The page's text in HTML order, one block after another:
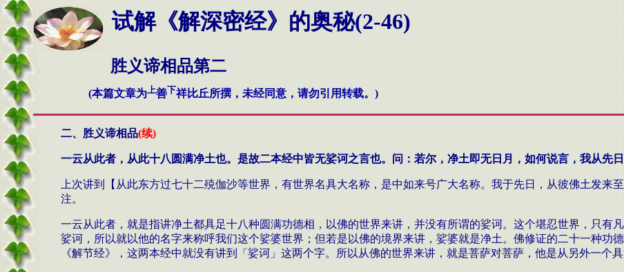
试解《解深密经》的奥秘(2-46)
胜义谛相品第二
(本篇文章为 上善下祥比丘所撰，未经同意，请勿引用转载。)
二、胜义谛相品(续)
一云从此者，从此十八圆满净土也。是故二本经中皆无娑诃之言也。问：若尔，净土即无日月，如何说言，我从先
上次讲到【从此东方过七十二殑伽沙等世界，有世界名具大名称，是中如来号广大名称。我于先日，从彼佛土发来至
注。
一云从此者，就是指讲净土都具足十八种圆满功德相，以佛的世界来讲，并没有所谓的娑诃。这个堪忍世界，只有
娑诃，所以就以他的名字来称呼我们这个娑婆世界；但若是以佛的境界来讲，娑婆就是净土。佛修证的二十一种功
《解节经》，这两本经中就没有讲到
「 娑诃」这两个字。所以从佛的世界来讲，就是菩萨对菩萨，他是从另外一个